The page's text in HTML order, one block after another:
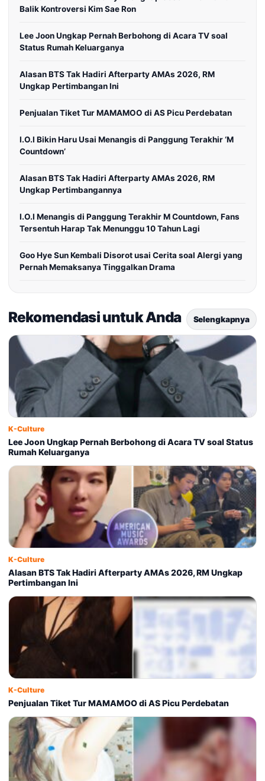
Balik Kontroversi Kim Sae Ron
Lee Joon Ungkap Pernah Berbohong di Acara TV soal
Status Rumah Keluarganya
Alasan BTS Tak Hadiri Afterparty AMAs 2026, RM
Ungkap Pertimbangan Ini
Penjualan Tiket Tur MAMAMOO di AS Picu Perdebatan
I.O.I Bikin Haru Usai Menangis di Panggung Terakhir ‘M
Countdown’
Alasan BTS Tak Hadiri Afterparty AMAs 2026, RM
Ungkap Pertimbangannya
I.O.I Menangis di Panggung Terakhir M Countdown, Fans
Tersentuh Harap Tak Menunggu 10 Tahun Lagi
Goo Hye Sun Kembali Disorot usai Cerita soal Alergi yang
Pernah Memaksanya Tinggalkan Drama
Rekomendasi untuk Anda Selengkapnya
K-Culture
Lee Joon Ungkap Pernah Berbohong di Acara TV soal Status
Rumah Keluarganya
K-Culture
Alasan BTS Tak Hadiri Afterparty AMAs 2026, RM Ungkap
Pertimbangan Ini
K-Culture
Penjualan Tiket Tur MAMAMOO di AS Picu Perdebatan